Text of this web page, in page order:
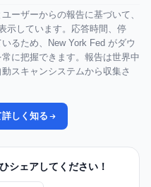
ーザーからの報告に基づいて、
示しています。応答時間、停
るため、New York Fed がダウ
に把握できます。報告は世界中
スキャンシステムから収集さ
しく知る
シェアしてください！